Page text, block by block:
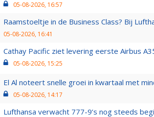
05-08-2026, 16:57
Raamstoeltje in de Business Class? Bij
05-08-2026, 16:41
Cathay Pacific ziet levering eerste Airbus
05-08-2026, 15:25
El Al noteert snelle groei in kwartaal met
05-08-2026, 14:17
Lufthansa verwacht 777-9’s nog steeds